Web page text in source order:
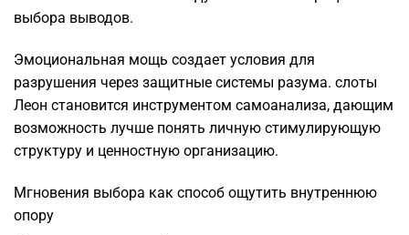
выбора выводов.
Эмоциональная мощь создает условия для
разрушения через защитные системы разума. слоты
Леон становится инструментом самоанализа, дающим
возможность лучше понять личную стимулирующую
структуру и ценностную организацию.
Мгновения выбора как способ ощутить внутреннюю
опору